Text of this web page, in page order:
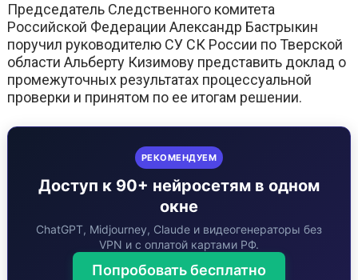
Председатель Следственного комитета
Российской Федерации Александр Бастрыкин
поручил руководителю СУ СК России по Тверской
области Альберту Кизимову представить доклад о
промежуточных результатах процессуальной
проверки и принятом по ее итогам решении.
РЕКОМЕНДУЕМ
Доступ к 90+ нейросетям в одном
окне
ChatGPT, Midjourney, Claude и видеогенераторы без
VPN и с оплатой картами РФ.
Попробовать бесплатно